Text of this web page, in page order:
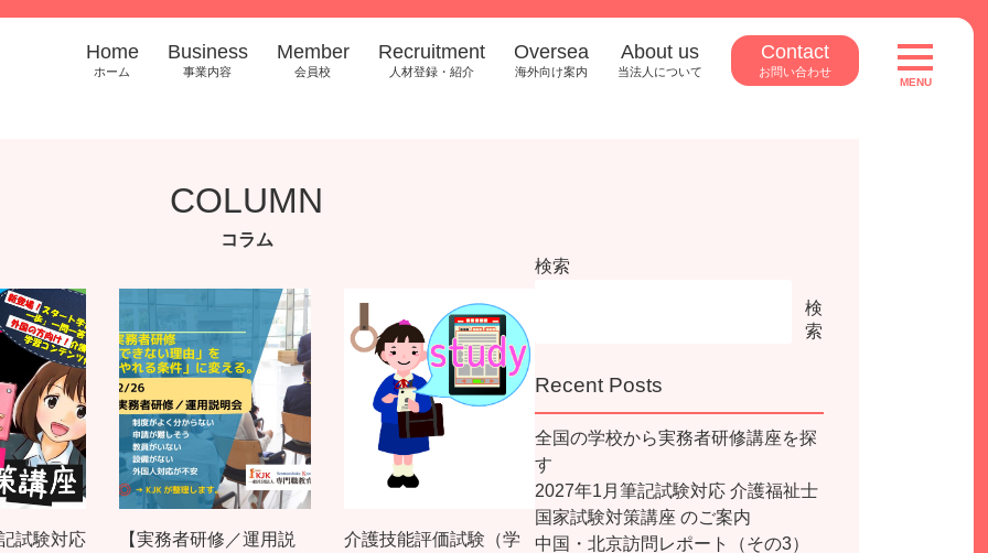
Home
ホーム
Business
事業内容
Member
会員校
Recruitment
人材登録・紹介
Oversea
海外向け案内
About us
当法人について
Contact
お問い合わせ
toggle
MENU
COLUMN
コラム
試験対応
【実務者研修／運用説
介護技能評価試験（学
検索
検
索
Recent Posts
全国の学校から実務者研修講座を探
す
2027年1月筆記試験対応 介護福祉士
国家試験対策講座 のご案内
中国・北京訪問レポート（その3）